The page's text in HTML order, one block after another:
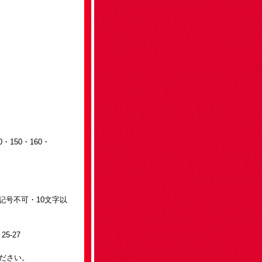
150・160・
号不可・10文字以
25-27
い。